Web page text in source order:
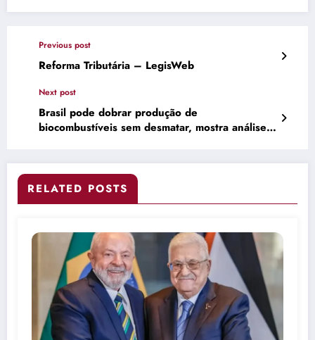
Previous post
Reforma Tributária – LegisWeb
Next post
Brasil pode dobrar produção de
biocombustíveis sem desmatar, mostra análise
RELATED POSTS